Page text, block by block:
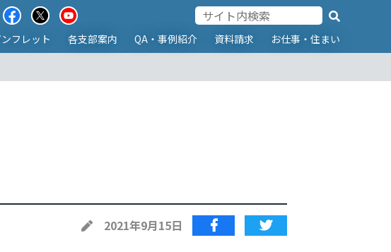
フレット 各支部案内 QA・事例紹介 資料請求
お仕事・住まい
2021年9月15日